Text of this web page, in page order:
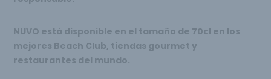
NUVO está disponible en el tamaño de 70cl en los
mejores Beach Club, tiendas gourmet y
restaurantes del mundo.